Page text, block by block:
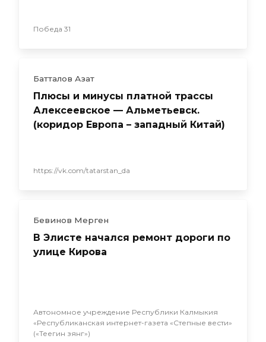
Победа 31
Батталов Азат
Плюсы и минусы платной трассы
Алексеевское — Альметьевск.
(коридор Европа – западный Китай)
https://vk.com/tatarstan_da
Бевинов Мерген
В Элисте начался ремонт дороги по
улице Кирова
Автономное учреждение Республики Калмыкия
«Республиканская интернет-газета «Степные вести»
(«Теегин зянг»)